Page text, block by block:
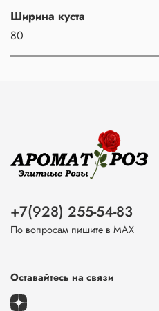
Ширина куста
80
+7(928) 255-54-83
По вопросам пишите в МАХ
Оставайтесь на связи